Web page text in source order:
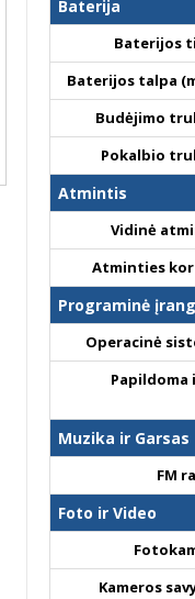
Baterija
Baterijos
Baterijos talpa
Budėjimo
Pokalbio
Atmintis
Vidinė
Atminties
Programinė
Operacinė
Papildoma
Muzika ir Garsas
FM
Foto ir Video
Kameros